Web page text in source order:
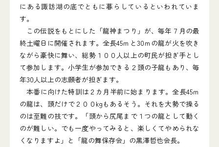
にある諏訪湖の底でともに暮らしているといわれていま
す。
この伝説をもとにした「龍神まつり」が、毎年７月の最
終土曜日に開催されます。全長45ｍと30ｍの龍が火を吹き
ながら豪快に舞い、総勢１００人以上の町民が担ぎ手とし
て参加します。小学生が参加できる２頭の子龍もあり、毎
年30人以上の志願者が担ぎます。
本番に向けた特訓は２カ月半前に始まります。全長45ｍ
の龍は、頭だけで２００kgもあるそう。それを大勢で操る
のは至難の技です。「頭から尻尾まで１つの龍として動く
のが難しい。でも一度やってみると、楽しくてやめられな
くなりますよ」と「龍の舞保存会」の黒澤哲也会長。